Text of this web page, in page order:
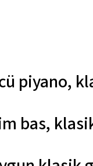
piyano,
bas,